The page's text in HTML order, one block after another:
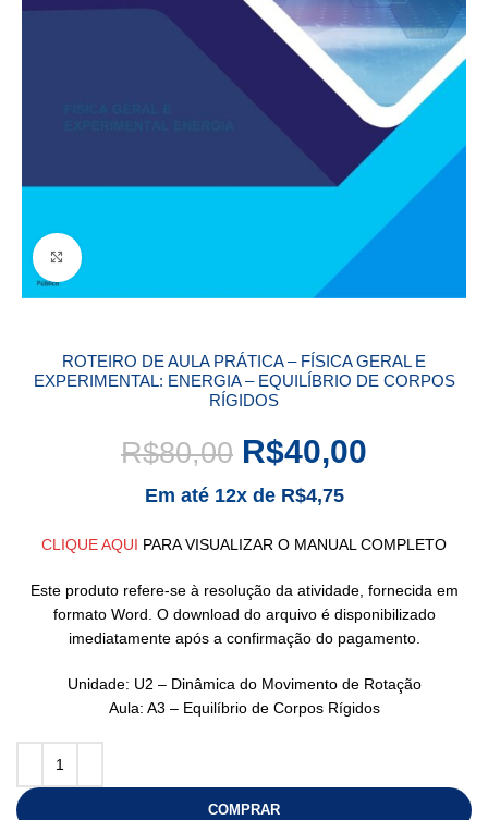
Click to enlarge
ROTEIRO DE AULA PRÁTICA – FÍSICA GERAL E
EXPERIMENTAL: ENERGIA – EQUILÍBRIO DE CORPOS
RÍGIDOS
R$80,00 R$40,00
Em até 12x de R$4,75
CLIQUE AQUI PARA VISUALIZAR O MANUAL COMPLETO
Este produto refere-se à resolução da atividade, fornecida em
formato Word. O download do arquivo é disponibilizado
imediatamente após a confirmação do pagamento.
Unidade: U2 – Dinâmica do Movimento de Rotação
Aula: A3 – Equilíbrio de Corpos Rígidos
COMPRAR